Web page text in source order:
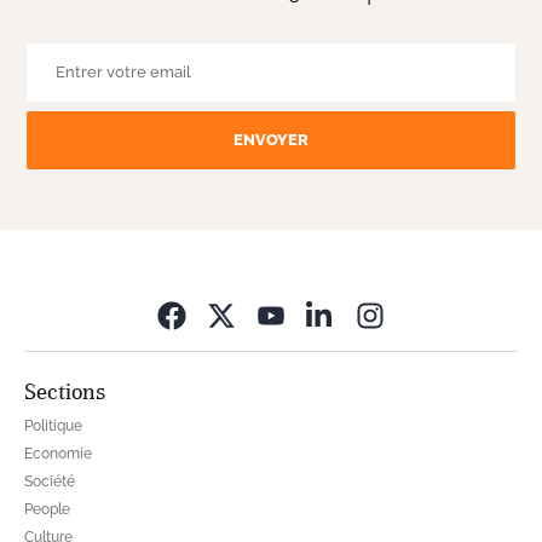
ENVOYER
Sections
Politique
Economie
Société
People
Culture